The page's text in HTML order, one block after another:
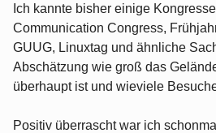
Ich kannte bisher einige
Communication Congress,
GUUG, Linuxtag und ähnliche
Abschätzung wie groß das
überhaupt ist und wieviele
Positiv überrascht war ich